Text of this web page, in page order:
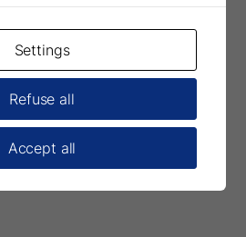
Settings
Refuse all
Accept all